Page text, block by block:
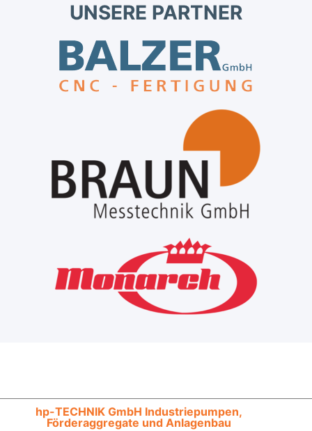
UNSERE PARTNER
hp-TECHNIK GmbH Industriepumpen,
Förderaggregate und Anlagenbau